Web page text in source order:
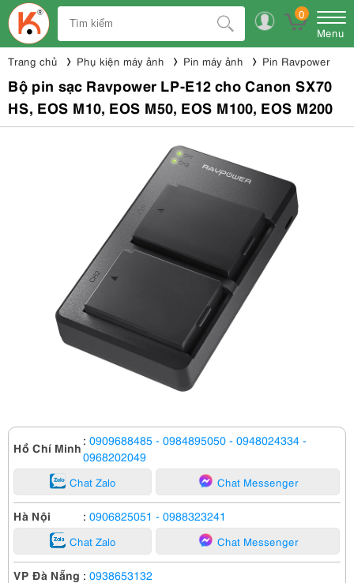
0
Menu
Trang chủ Phụ kiện máy ảnh Pin máy ảnh Pin Ravpower
Bộ pin sạc Ravpower LP-E12 cho Canon SX70
HS, EOS M10, EOS M50, EOS M100, EOS M200
Hồ Chí Minh : 0909688485 - 0984895050 - 0948024334 -
0968202049
Chat Zalo Chat Messenger
Hà Nội : 0906825051 - 0988323241
Chat Zalo Chat Messenger
VP Đà Nẵng : 0938653132